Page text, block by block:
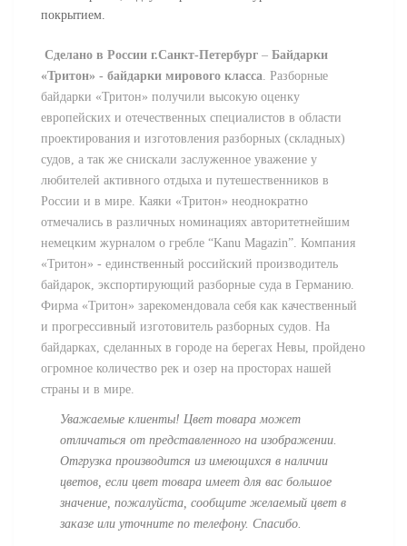
покрытием.
Сделано в России г.Санкт-Петербург – Байдарки
«Тритон» - байдарки мирового класса Разборные
байдарки «Тритон» получили высокую оценку
европейских и отечественных специалистов в области
проектирования и изготовления разборных (складных)
судов, а так же снискали заслуженное уважение у
любителей активного отдыха и путешественников в
России и в мире. Каяки «Тритон» неоднократно
отмечались в различных номинациях авторитетнейшим
немецким журналом о гребле “Kanu Magazin”. Компания
«Тритон» - единственный российский производитель
байдарок, экспортирующий разборные суда в Германию.
Фирма «Тритон» зарекомендовала себя как качественный
и прогрессивный изготовитель разборных судов. На
байдарках, сделанных в городе на берегах Невы, пройдено
огромное количество рек и озер на просторах нашей
страны и в мире.
Уважаемые клиенты! Цвет товара может
отличаться от представленного на изображении.
Отгрузка производится из имеющихся в наличии
цветов, если цвет товара имеет для вас большое
значение, пожалуйста, сообщите желаемый цвет в
заказе или уточните по телефону. Спасибо.